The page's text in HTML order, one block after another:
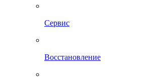
Сервис
Восстановление